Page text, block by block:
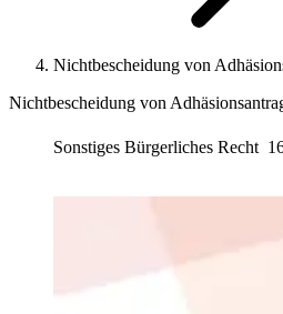
Nichtbescheidung von
Nichtbescheidung von
Sonstiges Bürgerliches Recht